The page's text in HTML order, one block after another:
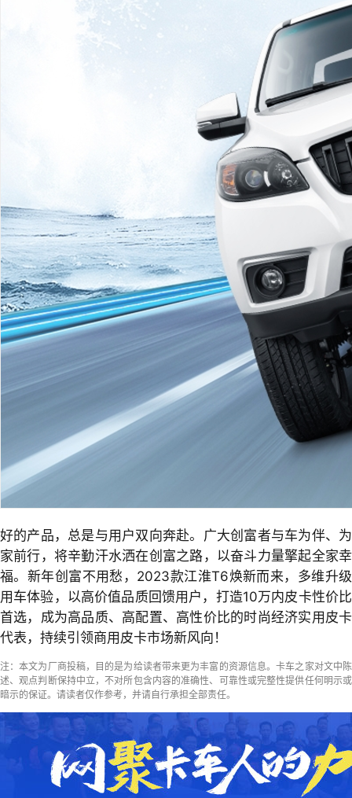
好的产品，总是与用户双向奔赴。广大创富者与车为伴、为
家前行，将辛勤汗水洒在创富之路，以奋斗力量擎起全家幸
福。新年创富不用愁，2023款江淮T6焕新而来，多维升级
用车体验，以高价值品质回馈用户，打造10万内皮卡性价比
首选，成为高品质、高配置、高性价比的时尚经济实用皮卡
代表，持续引领商用皮卡市场新风向！
注：本文为厂商投稿，目的是为给读者带来更为丰富的资源信息。卡车之家对文中陈
述、观点判断保持中立，不对所包含内容的准确性、可靠性或完整性提供任何明示或
暗示的保证。请读者仅作参考，并请自行承担全部责任。